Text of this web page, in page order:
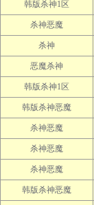
韩版杀神1区
杀神恶魔
杀神
恶魔杀神
韩版杀神1区
韩版杀神恶魔
杀神恶魔
杀神恶魔
杀神恶魔
韩版杀神恶魔